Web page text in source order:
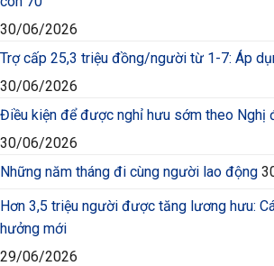
30/06/2026
Trợ cấp 25,3 triệu đồng/người từ 1-7: Áp
30/06/2026
Điều kiện để được nghỉ hưu sớm theo Nghị
30/06/2026
Những năm tháng đi cùng người lao động
Hơn 3,5 triệu người được tăng lương hưu:
hưởng mới
29/06/2026